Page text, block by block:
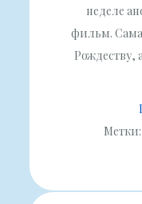
неделе
фильм.
Рождеству,